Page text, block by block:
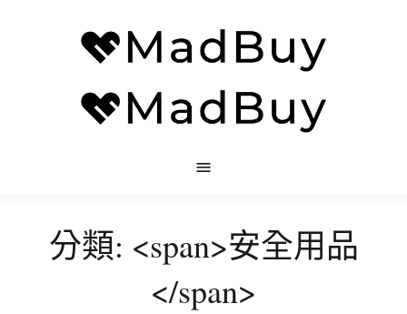
分類: <span>安全用品
</span>